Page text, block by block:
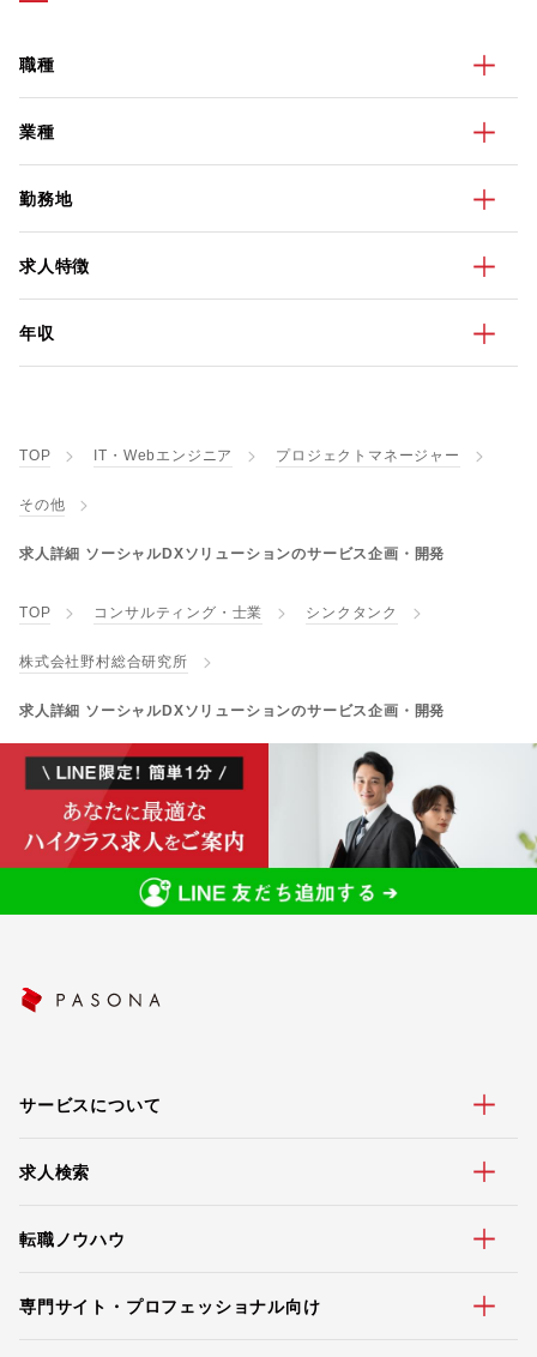
職種
業種
勤務地
求人特徴
年収
TOP IT・Webエンジニア プロジェクトマネージャー
その他
求人詳細 ソーシャルDXソリューションのサービス企画・開発
TOP コンサルティング・士業 シンクタンク
株式会社野村総合研究所
求人詳細 ソーシャルDXソリューションのサービス企画・開発
サービスについて
求人検索
転職ノウハウ
専門サイト・プロフェッショナル向け